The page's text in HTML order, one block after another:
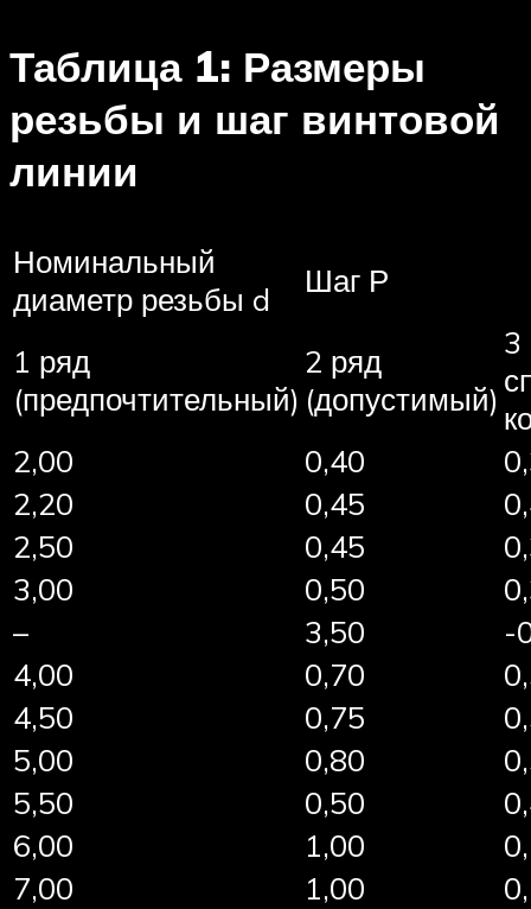
Таблица 1: Размеры
резьбы и шаг винтовой
линии
Номинальный
диаметр резьбы d
Шаг Р
1 ряд
(предпочтительный)
2 ряд
(допустимый)
3
2,00
0,40
2,20
0,45
2,50
0,45
3,00
0,50
–
3,50
-
4,00
0,70
4,50
0,75
5,00
0,80
5,50
0,50
6,00
1,00
7,00
1,00